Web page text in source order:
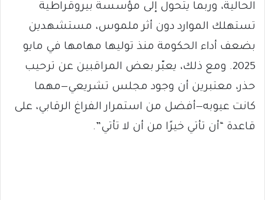
الحالية، وربما يتحول إلى مؤسسة بيروقراطية
تستهلك الموارد دون أثر ملموس، مستشهدين
بضعف أداء الحكومة منذ توليها مهامها في مايو
2025. ومع ذلك، يعبّر بعض المراقبين عن ترحيب
حذر، معتبرين أن وجود مجلس تشريعي—مهما
كانت عيوبه—أفضل من استمرار الفراغ الرقابي، على
قاعدة “أن تأتي خيرًا من أن لا تأتي”.